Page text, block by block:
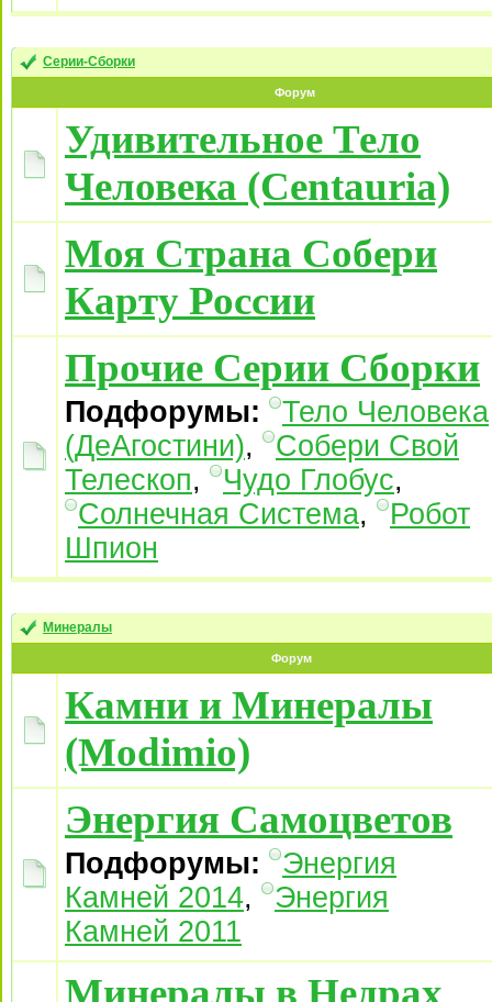
Серии-Сборки
Форум
Удивительное Тело
Человека (Centauria)
Моя Страна Собери
Карту России
Прочие Серии Сборки
Подфорумы:
Тело Человека
(ДеАгостини),
Собери Свой
Телескоп, Чудо Глобус,
Солнечная Система,
Робот
Шпион
Минералы
Форум
Камни и Минералы
(Modimio)
Энергия Самоцветов
Подфорумы:
Энергия
Камней 2014,
Энергия
Камней 2011
Минералы в Недрах